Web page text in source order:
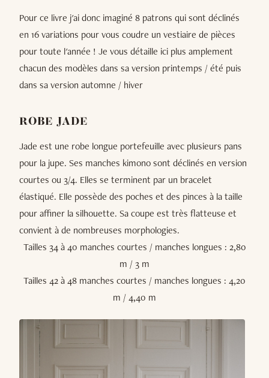
Pour ce livre j'ai donc imaginé 8 patrons qui sont déclinés
en 16 variations pour vous coudre un vestiaire de pièces
pour toute l'année ! Je vous détaille ici plus amplement
chacun des modèles dans sa version printemps / été puis
dans sa version automne / hiver
ROBE JADE
Jade est une robe longue portefeuille avec plusieurs pans
pour la jupe. Ses manches kimono sont déclinés en version
courtes ou 3/4. Elles se terminent par un bracelet
élastiqué. Elle possède des poches et des pinces à la taille
pour affiner la silhouette. Sa coupe est très flatteuse et
convient à de nombreuses morphologies.
Tailles 34 à 40 manches courtes / manches longues : 2,80
m / 3 m
Tailles 42 à 48 manches courtes / manches longues : 4,20
m / 4,40 m